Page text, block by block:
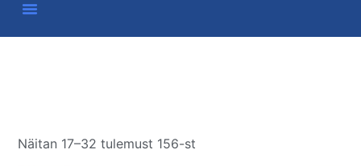
Näitan 17–32 tulemust 156-st